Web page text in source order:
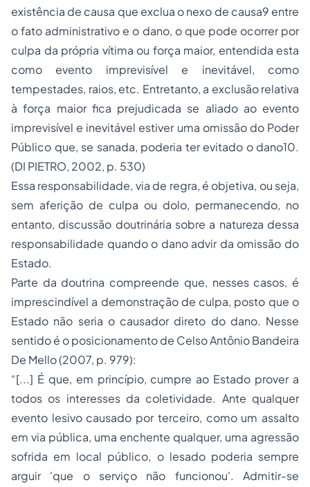
existência de causa que exclua o nexo de causa9 entre
o fato administrativo e o dano, o que pode ocorrer por
culpa da própria vítima ou força maior, entendida esta
como evento imprevisível e inevitável, como
tempestades, raios, etc. Entretanto, a exclusão relativa
à força maior fica prejudicada se aliado ao evento
imprevisível e inevitável estiver uma omissão do Poder
Público que, se sanada, poderia ter evitado o dano10.
(DI PIETRO, 2002, p. 530)
Essa responsabilidade, via de regra, é objetiva, ou seja,
sem aferição de culpa ou dolo, permanecendo, no
entanto, discussão doutrinária sobre a natureza dessa
responsabilidade quando o dano advir da omissão do
Estado.
Parte da doutrina compreende que, nesses casos, é
imprescindível a demonstração de culpa, posto que o
Estado não seria o causador direto do dano. Nesse
sentido é o posicionamento de Celso Antônio Bandeira
De Mello (2007, p. 979):
“[...] É que, em princípio, cumpre ao Estado prover a
todos os interesses da coletividade. Ante qualquer
evento lesivo causado por terceiro, como um assalto
em via pública, uma enchente qualquer, uma agressão
sofrida em local público, o lesado poderia sempre
arguir 'que o serviço não funcionou'. Admitir-se